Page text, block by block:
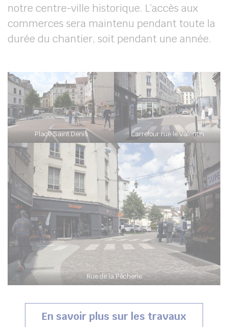
notre centre-ville historique. L’accès aux
commerces sera maintenu pendant toute la
durée du chantier, soit pendant une année.
Place Saint Denis Carrefour rue le Valentin
Rue de la Pêcherie
En savoir plus sur les travaux